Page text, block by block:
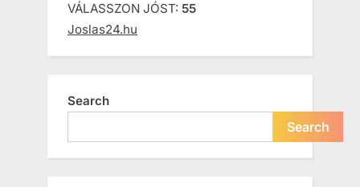
VÁLASSZON JÓST: 55
Joslas24.hu
Search
Search